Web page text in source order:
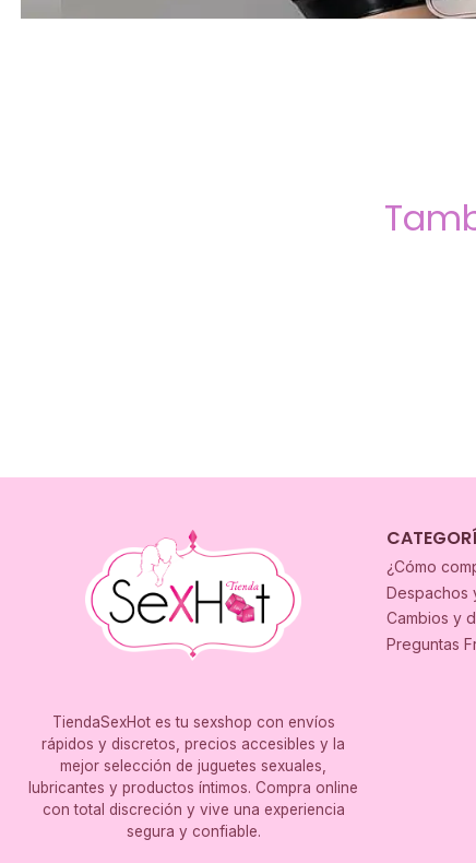
TiendaSexHot es tu sexshop con envíos
rápidos y discretos, precios accesibles y la
mejor selección de juguetes sexuales,
lubricantes y productos íntimos. Compra online
con total discreción y vive una experiencia
segura y confiable.
¿Cómo
Despachos
Cambios y
Preguntas